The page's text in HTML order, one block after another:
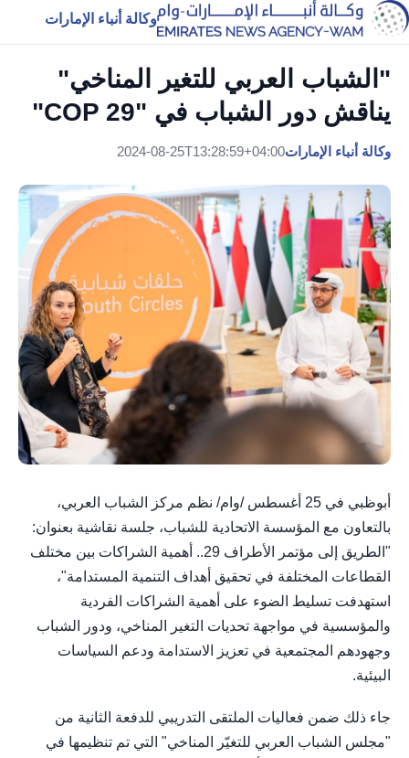
وكالة أنباء الإمارات
"الشباب العربي للتغير المناخي"
يناقش دور الشباب في "COP 29"
وكالة أنباء الإمارات2024-08-25T13:28:59+04:00
أبوظبي في 25 أغسطس /وام/ نظم مركز الشباب العربي،
بالتعاون مع المؤسسة الاتحادية للشباب، جلسة نقاشية بعنوان:
"الطريق إلى مؤتمر الأطراف 29.. أهمية الشراكات بين مختلف
القطاعات المختلفة في تحقيق أهداف التنمية المستدامة"،
استهدفت تسليط الضوء على أهمية الشراكات الفردية
والمؤسسية في مواجهة تحديات التغير المناخي، ودور الشباب
وجهودهم المجتمعية في تعزيز الاستدامة ودعم السياسات
البيئية.
جاء ذلك ضمن فعاليات الملتقى التدريبي للدفعة الثانية من
"مجلس الشباب العربي للتغيّر المناخي" التي تم تنظيمها في